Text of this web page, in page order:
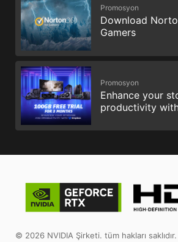
Promosyon
Download
Gamers
Promosyon
Enhance your
productivity
© 2026 NVIDIA Şirketi. tüm hakları